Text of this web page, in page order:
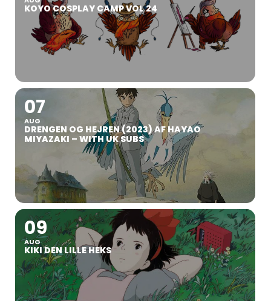
KOYO COSPLAY CAMP VOL 24
07
AUG
DRENGEN OG HEJREN (2023) AF HAYAO
MIYAZAKI – WITH UK SUBS
09
AUG
KIKI DEN LILLE HEKS